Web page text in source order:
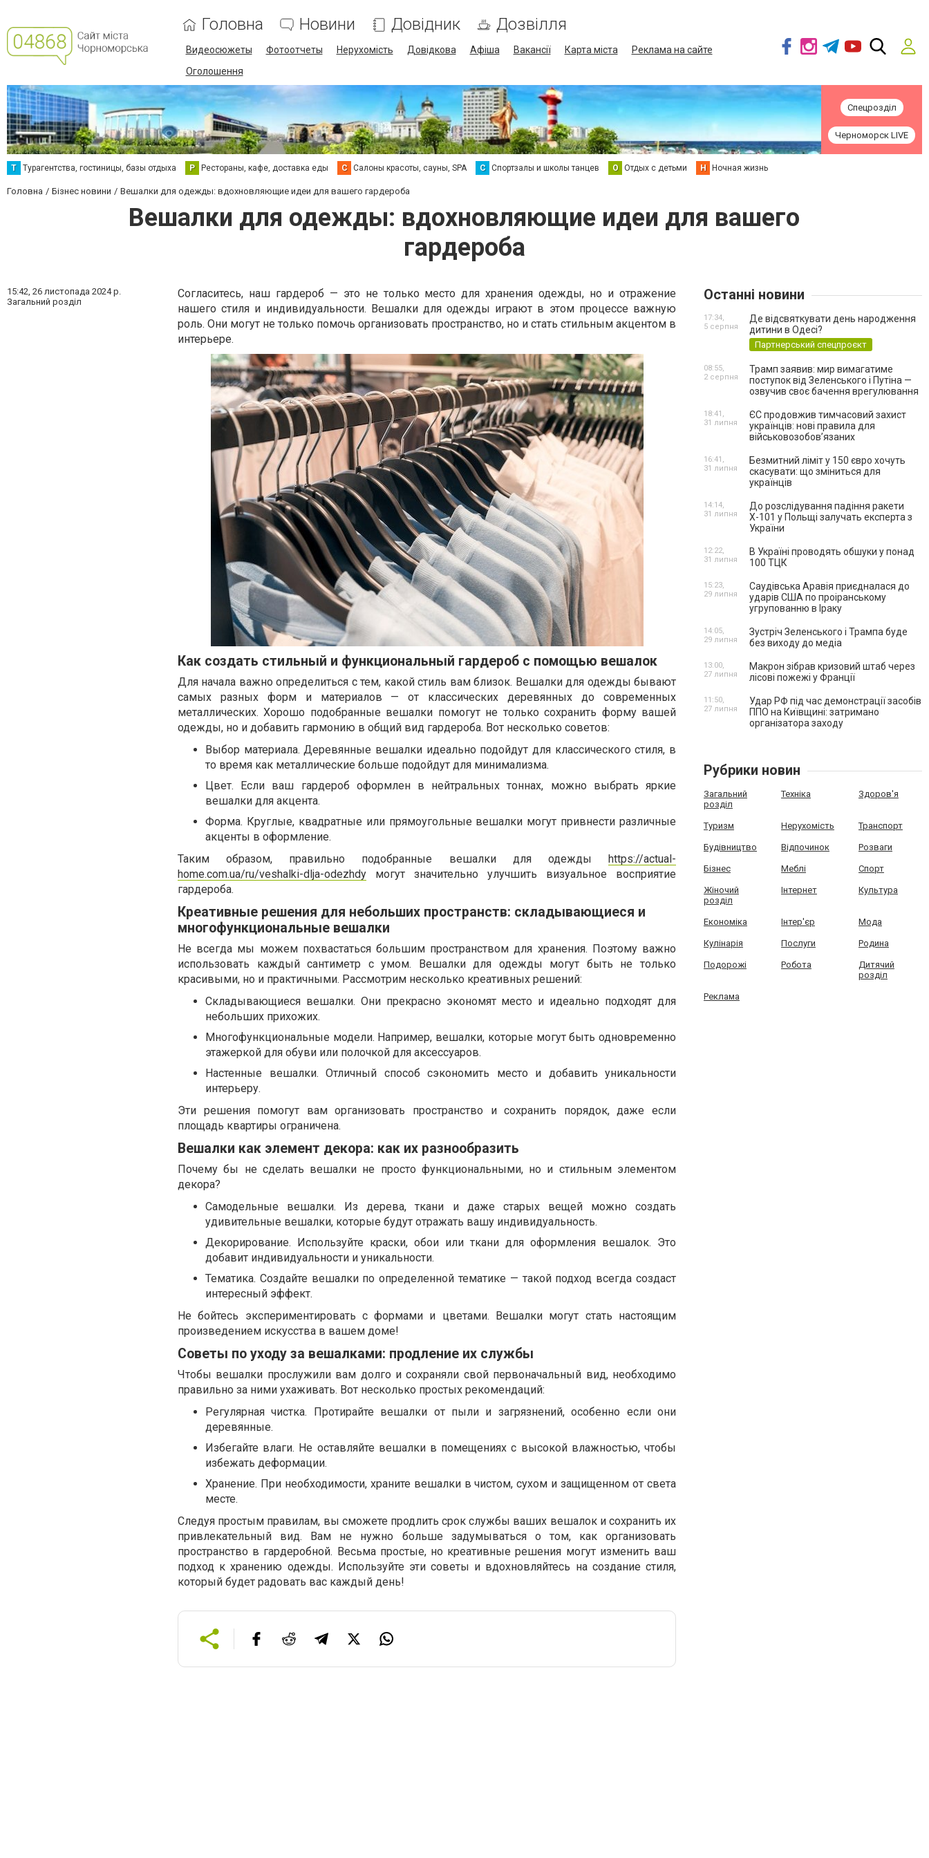
Головна Новини Довідник Дозвілля
Видеосюжеты Фотоотчеты Нерухомість Довідкова Афіша Вакансії Карта міста
Реклама на сайте
Оголошення
Спецрозділ
Черноморск LIVE
Т Турагентства, гостиницы, базы отдыха Р Рестораны, кафе, доставка еды С Салоны красоты, сауны, SPA С Спортзалы и школы танцев О Отдых с детьми Н Ночная жизнь
Головна Бізнес новини Вешалки для одежды: вдохновляющие идеи для вашего гардероба
Вешалки для одежды: вдохновляющие идеи для вашего
гардероба
15:42, 26 листопада 2024 р.
Загальний розділ
Согласитесь, наш гардероб — это не только место для хранения одежды, но и отражение
нашего стиля и индивидуальности. Вешалки для одежды играют в этом процессе важную
роль. Они могут не только помочь организовать пространство, но и стать стильным акцентом в
интерьере.
Как создать стильный и функциональный гардероб с помощью вешалок
Для начала важно определиться с тем, какой стиль вам близок. Вешалки для одежды бывают
самых разных форм и материалов — от классических деревянных до современных
металлических. Хорошо подобранные вешалки помогут не только сохранить форму вашей
одежды, но и добавить гармонию в общий вид гардероба. Вот несколько советов:
Выбор материала. Деревянные вешалки идеально подойдут для классического стиля, в
то время как металлические больше подойдут для минимализма.
Цвет. Если ваш гардероб оформлен в нейтральных тоннах, можно выбрать яркие
вешалки для акцента.
Форма. Круглые, квадратные или прямоугольные вешалки могут привнести различные
акценты в оформление.
Таким образом, правильно подобранные вешалки для одежды https://actual-
home.com.ua/ru/veshalki-dlja-odezhdy могут значительно улучшить визуальное восприятие
гардероба.
Креативные решения для небольших пространств: складывающиеся и
многофункциональные вешалки
Не всегда мы можем похвастаться большим пространством для хранения. Поэтому важно
использовать каждый сантиметр с умом. Вешалки для одежды могут быть не только
красивыми, но и практичными. Рассмотрим несколько креативных решений:
Складывающиеся вешалки. Они прекрасно экономят место и идеально подходят для
небольших прихожих.
Многофункциональные модели. Например, вешалки, которые могут быть одновременно
этажеркой для обуви или полочкой для аксессуаров.
Настенные вешалки. Отличный способ сэкономить место и добавить уникальности
интерьеру.
Эти решения помогут вам организовать пространство и сохранить порядок, даже если
площадь квартиры ограничена.
Вешалки как элемент декора: как их разнообразить
Почему бы не сделать вешалки не просто функциональными, но и стильным элементом
декора?
Самодельные вешалки. Из дерева, ткани и даже старых вещей можно создать
удивительные вешалки, которые будут отражать вашу индивидуальность.
Декорирование. Используйте краски, обои или ткани для оформления вешалок. Это
добавит индивидуальности и уникальности.
Тематика. Создайте вешалки по определенной тематике — такой подход всегда создаст
интересный эффект.
Не бойтесь экспериментировать с формами и цветами. Вешалки могут стать настоящим
произведением искусства в вашем доме!
Советы по уходу за вешалками: продление их службы
Чтобы вешалки прослужили вам долго и сохраняли свой первоначальный вид, необходимо
правильно за ними ухаживать. Вот несколько простых рекомендаций:
Регулярная чистка. Протирайте вешалки от пыли и загрязнений, особенно если они
деревянные.
Избегайте влаги. Не оставляйте вешалки в помещениях с высокой влажностью, чтобы
избежать деформации.
Хранение. При необходимости, храните вешалки в чистом, сухом и защищенном от света
месте.
Следуя простым правилам, вы сможете продлить срок службы ваших вешалок и сохранить их
привлекательный вид. Вам не нужно больше задумываться о том, как организовать
пространство в гардеробной. Весьма простые, но креативные решения могут изменить ваш
подход к хранению одежды. Используйте эти советы и вдохновляйтесь на создание стиля,
который будет радовать вас каждый день!
Останні новини
Де відсвяткувати день народження
дитини в Одесі?
Партнерський спецпроєкт
17:34,
5 серпня
Трамп заявив: мир вимагатиме
поступок від Зеленського і Путіна —
озвучив своє бачення врегулювання
08:55,
2 серпня
ЄС продовжив тимчасовий захист
українців: нові правила для
військовозобов’язаних
18:41,
31 липня
Безмитний ліміт у 150 євро хочуть
скасувати: що зміниться для
українців
16:41,
31 липня
До розслідування падіння ракети
Х-101 у Польщі залучать експерта з
України
14:14,
31 липня
В Україні проводять обшуки у понад
100 ТЦК
12:22,
31 липня
Саудівська Аравія приєдналася до
ударів США по проіранському
угрупованню в Іраку
15:23,
29 липня
Зустріч Зеленського і Трампа буде
без виходу до медіа
14:05,
29 липня
Макрон зібрав кризовий штаб через
лісові пожежі у Франції
13:00,
27 липня
Удар РФ під час демонстрації засобів
ППО на Київщині: затримано
організатора заходу
11:50,
27 липня
Рубрики новин
Загальний
розділ
Техніка Здоров'я
Туризм Нерухомість Транспорт
Будівництво Відпочинок Розваги
Бізнес Меблі Спорт
Жіночий
розділ
Інтернет Культура
Економіка Інтер'єр Мода
Кулінарія Послуги Родина
Подорожі Робота
Дитячий
розділ
Реклама